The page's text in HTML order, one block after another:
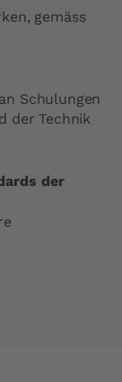
gemäss
Schulungen
der Technik
der